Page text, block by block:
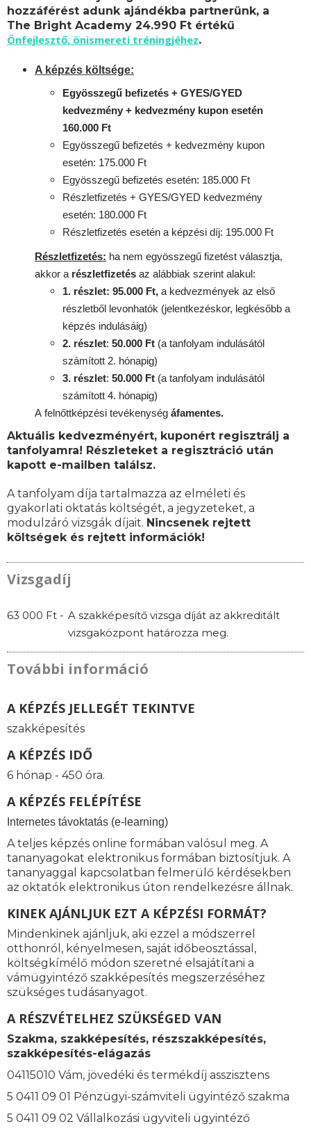
hozzáférést adunk ajándékba partnerünk, a
The Bright Academy 24.990 Ft értékű
Önfejlesztő, önismereti tréningjéhez.
A képzés költsége:
Egyösszegű befizetés + GYES/GYED
kedvezmény + kedvezmény kupon esetén
160.000 Ft
Egyösszegű befizetés + kedvezmény kupon
esetén: 175.000 Ft
Egyösszegű befizetés esetén: 185.000 Ft
Részletfizetés + GYES/GYED kedvezmény
esetén: 180.000 Ft
Részletfizetés esetén a képzési díj: 195.000 Ft
Részletfizetés: ha nem egyösszegű fizetést választja,
akkor a részletfizetés az alábbiak szerint alakul:
1. részlet: 95.000 Ft, a kedvezmények az első
részletből levonhatók (jelentkezéskor, legkésőbb a
képzés indulásáig)
2. részlet: 50.000 Ft (a tanfolyam indulásától
számított 2. hónapig)
3. részlet: 50.000 Ft (a tanfolyam indulásától
számított 4. hónapig)
A felnőttképzési tevékenység áfamentes.
Aktuális kedvezményért, kuponért regisztrálj a
tanfolyamra! Részleteket a regisztráció után
kapott e-mailben találsz.
A tanfolyam díja tartalmazza az elméleti és
gyakorlati oktatás költségét, a jegyzeteket, a
modulzáró vizsgák díjait. Nincsenek rejtett
költségek és rejtett információk!
Vizsgadíj
63 000 Ft - A szakképesítő vizsga díját az akkreditált
vizsgaközpont határozza meg.
További információ
A KÉPZÉS JELLEGÉT TEKINTVE
szakképesítés
A KÉPZÉS IDŐ
6 hónap - 450 óra.
A KÉPZÉS FELÉPÍTÉSE
nternetes távoktatás (e-learning)
A teljes képzés online formában valósul meg. A
tananyagokat elektronikus formában biztosítjuk. A
tananyaggal kapcsolatban felmerülő kérdésekben
az oktatók elektronikus úton rendelkezésre állnak.
KINEK AJÁNLJUK EZT A KÉPZÉSI FORMÁT?
Mindenkinek ajánljuk, aki ezzel a módszerrel
otthonról, kényelmesen, saját időbeosztással,
költségkímélő módon szeretné elsajátítani a
vámügyintéző szakképesítés megszerzéséhez
szükséges tudásanyagot.
A RÉSZVÉTELHEZ SZÜKSÉGED VAN
Szakma, szakképesítés, részszakképesítés,
szakképesítés-elágazás
04115010 Vám, jövedéki és termékdíj asszisztens
5 0411 09 01 Pénzügyi-számviteli ügyintéző szakma
5 0411 09 02 Vállalkozási ügyviteli ügyintéző